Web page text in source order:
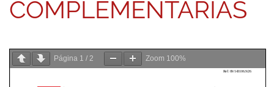
COMPLEMENTARIAS
Página 1 / 2 Zoom 100%